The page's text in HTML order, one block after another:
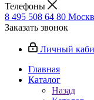
Телефоны
8 495 508 64 80
Заказать звонок
Личный
Главная
Каталог
Назад